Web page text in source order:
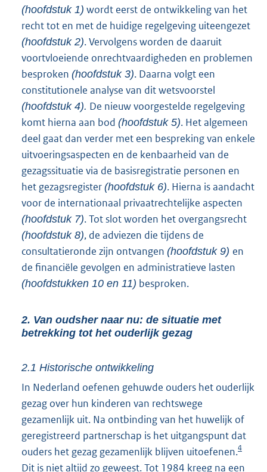
(hoofdstuk 1) wordt eerst de ontwikkeling van het
recht tot en met de huidige regelgeving uiteengezet
(hoofdstuk 2). Vervolgens worden de daaruit
voortvloeiende onrechtvaardigheden en problemen
besproken (hoofdstuk 3). Daarna volgt een
constitutionele analyse van dit wetsvoorstel
(hoofdstuk 4). De nieuw voorgestelde regelgeving
komt hierna aan bod (hoofdstuk 5). Het algemeen
deel gaat dan verder met een bespreking van enkele
uitvoeringsaspecten en de kenbaarheid van de
gezagssituatie via de basisregistratie personen en
het gezagsregister (hoofdstuk 6). Hierna is aandacht
voor de internationaal privaatrechtelijke aspecten
(hoofdstuk 7). Tot slot worden het overgangsrecht
(hoofdstuk 8), de adviezen die tijdens de
consultatieronde zijn ontvangen (hoofdstuk 9) en
de financiële gevolgen en administratieve lasten
(hoofdstukken 10 en 11) besproken.
2. Van oudsher naar nu: de situatie met
betrekking tot het ouderlijk gezag
2.1 Historische ontwikkeling
In Nederland oefenen gehuwde ouders het ouderlijk
gezag over hun kinderen van rechtswege
gezamenlijk uit. Na ontbinding van het huwelijk of
geregistreerd partnerschap is het uitgangspunt dat
ouders het gezag gezamenlijk blijven uitoefenen.4
Dit is niet altijd zo geweest. Tot 1984 kreeg na een